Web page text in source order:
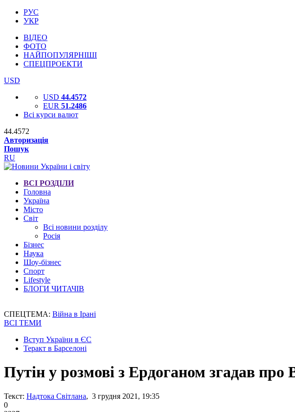
РУС
УКР
ВІДЕО
ФОТО
НАЙПОПУЛЯРНІШІ
СПЕЦПРОЕКТИ
USD
USD 44.4572
EUR 51.2486
Всі курси валют
44.4572
Авторизація
Пошук
RU
ВСІ РОЗДІЛИ
Головна
Україна
Місто
Світ
Всі новини розділу
Росія
Бізнес
Наука
Шоу-бізнес
Спорт
Lifestyle
БЛОГИ ЧИТАЧІВ
СПЕЦТЕМА: Війна в Ірані
ВСІ ТЕМИ
Вступ України в ЄС
Теракт в Барселоні
Путін у розмові з Ердоганом згадав
Текст: Надтока Світлана, 3 грудня 2021, 19:35
0